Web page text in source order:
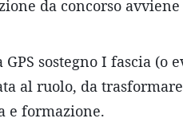
da concorso
sostegno I fascia (o
al ruolo, da
e formazione.